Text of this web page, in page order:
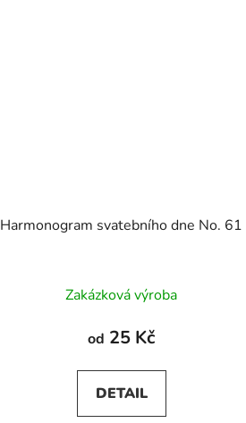
Harmonogram svatebního dne No. 61
Zakázková výroba
od 25 Kč
DETAIL